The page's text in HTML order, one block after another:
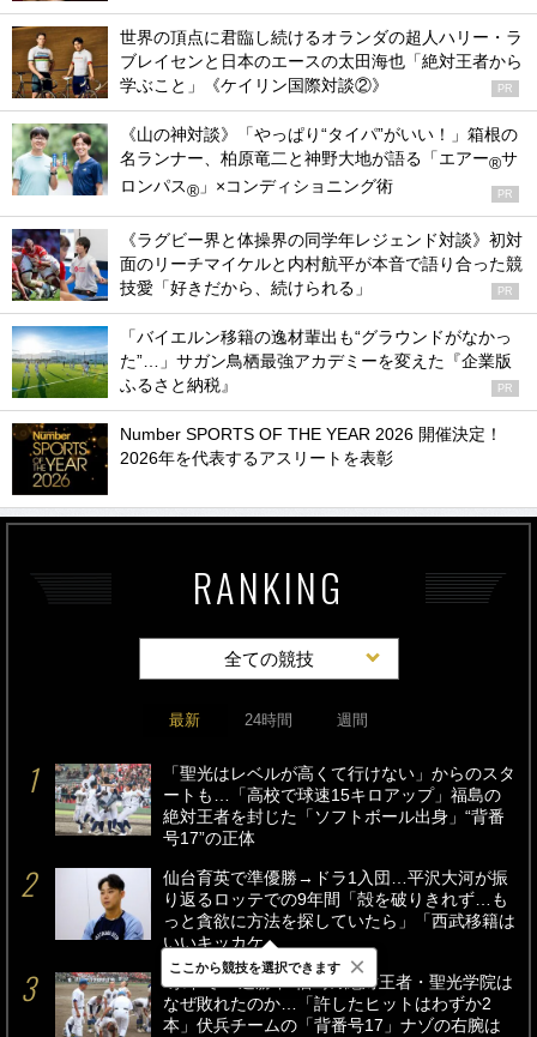
世界の頂点に君臨し続けるオランダの超人ハリー・ラ
ブレイセンと日本のエースの太田海也「絶対王者から
学ぶこと」《ケイリン国際対談②》
PR
《山の神対談》「やっぱり“タイパ”がいい！」箱根の
名ランナー、柏原竜二と神野大地が語る「エアー®サ
ロンパス® 」×コンディショニング術 PR
《ラグビー界と体操界の同学年レジェンド対談》初対
面のリーチマイケルと内村航平が本音で語り合った競
技愛「好きだから、続けられる」
PR
「バイエルン移籍の逸材輩出も“グラウンドがなかっ
た”…」サガン鳥栖最強アカデミーを変えた『企業版
ふるさと納税』
PR
Number SPORTS OF THE YEAR 2026 開催決定！
2026年を代表するアスリートを表彰
RANKING
全ての競技
最新 24時間 週間
「聖光はレベルが高くて行けない」からのスタ
ートも…「高校で球速15キロアップ」福島の
絶対王者を封じた「ソフトボール出身」“背番
号17”の正体
仙台育英で準優勝→ドラ1入団…平沢大河が振
り返るロッテでの9年間「殻を破りきれず…も
っと貪欲に方法を探していたら」「西武移籍は
いいキッカケ」
“県下で86連勝中”福島の絶対王者・聖光学院は
なぜ敗れたのか…「許したヒットはわずか2
本」伏兵チームの「背番号17」ナゾの右腕は
ここから競技を選択できます ×